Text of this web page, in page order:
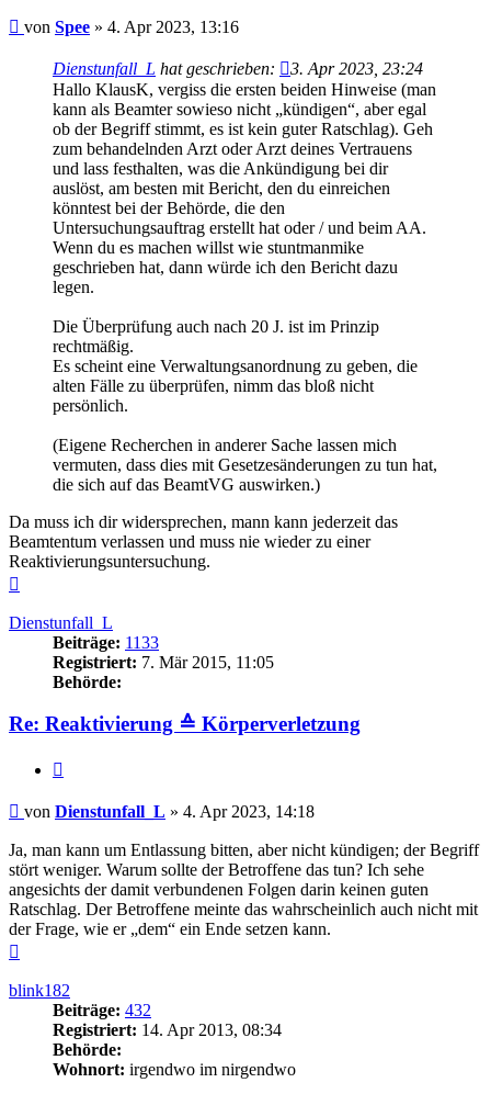
Beitrag
von Spee » 4. Apr 2023, 13:16
Dienstunfall_L hat geschrieben:
3. Apr 2023, 23:24
Hallo KlausK, vergiss die ersten beiden Hinweise (man
kann als Beamter sowieso nicht „kündigen“, aber egal
ob der Begriff stimmt, es ist kein guter Ratschlag). Geh
zum behandelnden Arzt oder Arzt deines Vertrauens
und lass festhalten, was die Ankündigung bei dir
auslöst, am besten mit Bericht, den du einreichen
könntest bei der Behörde, die den
Untersuchungsauftrag erstellt hat oder / und beim AA.
Wenn du es machen willst wie stuntmanmike
geschrieben hat, dann würde ich den Bericht dazu
legen.
Die Überprüfung auch nach 20 J. ist im Prinzip
rechtmäßig.
Es scheint eine Verwaltungsanordnung zu geben, die
alten Fälle zu überprüfen, nimm das bloß nicht
persönlich.
(Eigene Recherchen in anderer Sache lassen mich
vermuten, dass dies mit Gesetzesänderungen zu tun hat,
die sich auf das BeamtVG auswirken.)
Da muss ich dir widersprechen, mann kann jederzeit das
Beamtentum verlassen und muss nie wieder zu einer
Reaktivierungsuntersuchung.
Dienstunfall_L
Beiträge: 1133
Registriert: 7. Mär 2015, 11:05
Behörde:
Re: Reaktivierung ≙ Körperverletzung
Beitrag
von Dienstunfall_L » 4. Apr 2023, 14:18
Ja, man kann um Entlassung bitten, aber nicht kündigen; der Begriff
stört weniger. Warum sollte der Betroffene das tun? Ich sehe
angesichts der damit verbundenen Folgen darin keinen guten
Ratschlag. Der Betroffene meinte das wahrscheinlich auch nicht mit
der Frage, wie er „dem“ ein Ende setzen kann.
blink182
Beiträge: 432
Registriert: 14. Apr 2013, 08:34
Behörde:
Wohnort: irgendwo im nirgendwo